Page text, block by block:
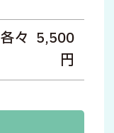
各々 5,500
円